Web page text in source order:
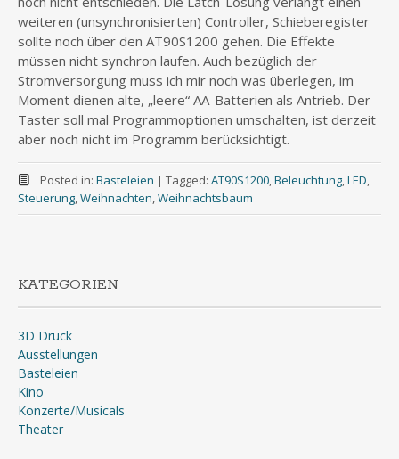
weiteren (unsynchronisierten) Controller, Schieberegister
sollte noch über den AT90S1200 gehen. Die Effekte
müssen nicht synchron laufen. Auch bezüglich der
Stromversorgung muss ich mir noch was überlegen, im
Moment dienen alte, „leere“ AA-Batterien als Antrieb. Der
Taster soll mal Programmoptionen umschalten, ist derzeit
aber noch nicht im Programm berücksichtigt.
Posted in: Basteleien | Tagged: AT90S1200,Beleuchtung,LED,
Steuerung,Weihnachten,Weihnachtsbaum
KATEGORIEN
3D Druck
Ausstellungen
Basteleien
Kino
Konzerte/Musicals
Theater